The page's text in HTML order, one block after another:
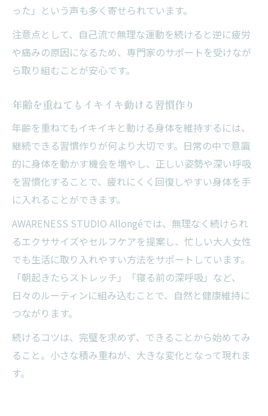
った」という声も多く寄せられています。
注意点として、自己流で無理な運動を続けると逆に疲労
や痛みの原因になるため、専門家のサポートを受けなが
ら取り組むことが安心です。
年齢を重ねてもイキイキ動ける習慣作り
年齢を重ねてもイキイキと動ける身体を維持するには、
継続できる習慣作りが何より大切です。日常の中で意識
的に身体を動かす機会を増やし、正しい姿勢や深い呼吸
を習慣化することで、疲れにくく回復しやすい身体を手
に入れることができます。
AWARENESS STUDIO Allongéでは、無理なく続けられ
るエクササイズやセルフケアを提案し、忙しい大人女性
でも生活に取り入れやすい方法をサポートしています。
「朝起きたらストレッチ」「寝る前の深呼吸」など、
日々のルーティンに組み込むことで、自然と健康維持に
つながります。
続けるコツは、完璧を求めず、できることから始めてみ
ること。小さな積み重ねが、大きな変化となって現れま
す。